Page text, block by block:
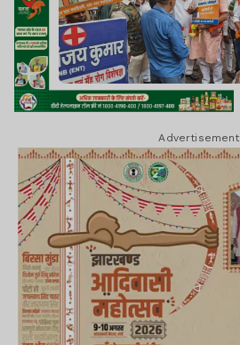
Advertisement